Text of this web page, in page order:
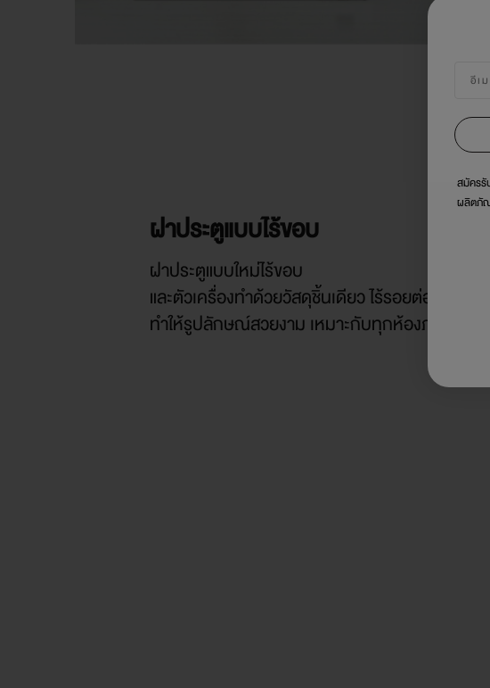
ฝาประตูแบบไร้ขอบ
ฝาประตูแบบใหม่ไร้ขอบ
และตัวเครื่องทำด้วยวัสดุชิ้นเดียว ไร้รอยต่อ
ทำให้รูปลักษณ์สวยงาม เหมาะกับทุกห้องภายในบ้าน
สมัครรั
ผลิตภั